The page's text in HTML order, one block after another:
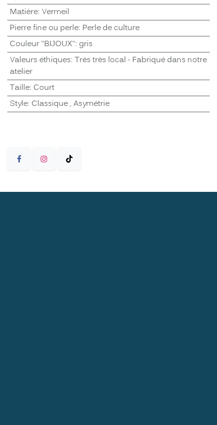
Matière: Vermeil
Pierre fine ou perle: Perle de culture
Couleur "BIJOUX": gris
Valeurs éthiques: Très très local - Fabriqué dans notre
atelier
Taille: Court
Style: Classique, Asymétrie